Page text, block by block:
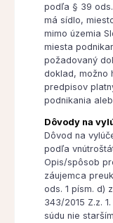
podľa § 39
má sídlo,
mimo územia
miesta
požadovaný
doklad, možno
predpisov
podnikania
Dôvody na
Dôvod na
podľa
Opis/spôsob
záujemca
ods. 1 písm. d)
343/2015 Z.z.
súdu nie